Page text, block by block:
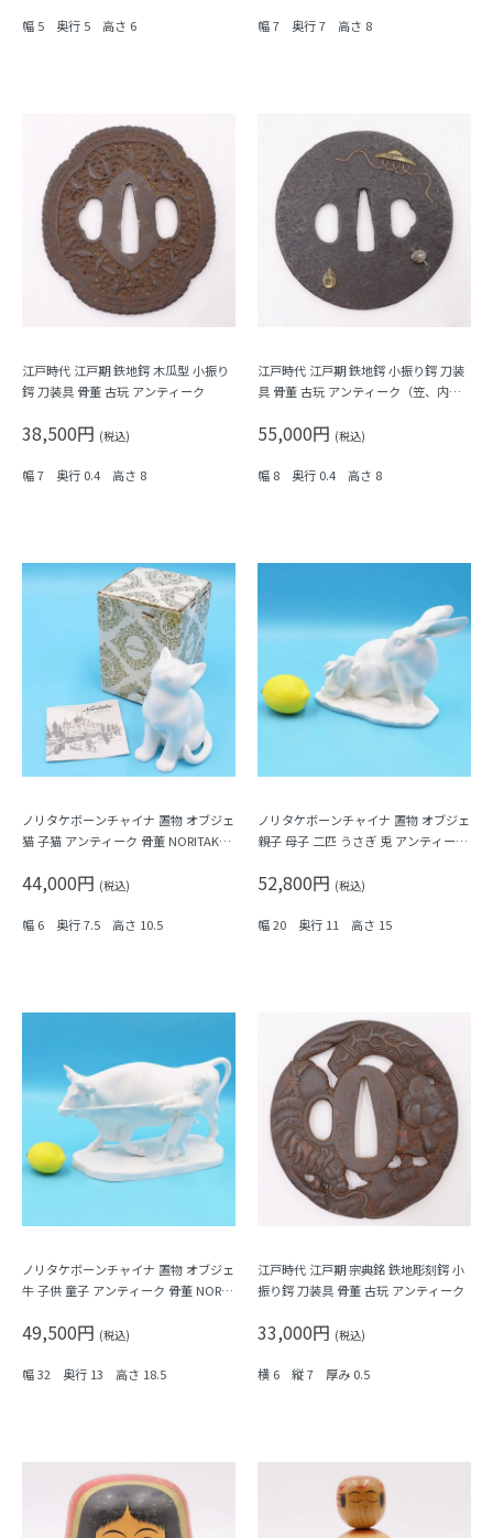
幅 5 奥行 5 高さ 6 幅 7 奥行 7 高さ 8
江戸時代 江戸期 鉄地鍔 木瓜型 小振り
鍔 刀装具 骨董 古玩 アンティーク
38,500円 (税込)
幅 7 奥行 0.4 高さ 8
江戸時代 江戸期 鉄地鍔 小振り鍔 刀装
具 骨董 古玩 アンティーク（笠、内出
55,000円 (税込)
幅 8 奥行 0.4 高さ 8
ノリタケボーンチャイナ 置物 オブジェ
猫 子猫 アンティーク 骨董 NORITAKE
44,000円 (税込)
幅 6 奥行 7.5 高さ 10.5
ノリタケボーンチャイナ 置物 オブジェ
親子 母子 二匹 うさぎ 兎 アンティーク
52,800円 (税込)
幅 20 奥行 11 高さ 15
ノリタケボーンチャイナ 置物 オブジェ
牛 子供 童子 アンティーク 骨董 NORIT
49,500円 (税込)
幅 32 奥行 13 高さ 18.5
江戸時代 江戸期 宗典銘 鉄地彫刻鍔 小
振り鍔 刀装具 骨董 古玩 アンティーク
33,000円 (税込)
横 6 縦 7 厚み 0.5